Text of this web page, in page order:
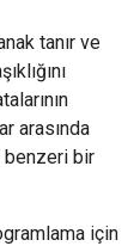
tanır ve
arasında
benzeri bir
için